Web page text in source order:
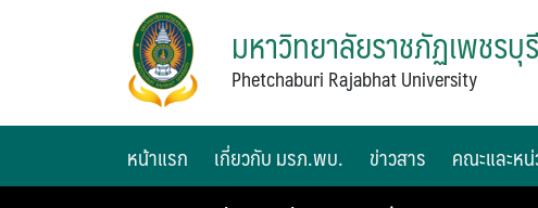
มหาวิทยาลัยราชภัฏเพชรบุรี
Phetchaburi Rajabhat University
หน้าแรก เกี่ยวกับ มรภ.พบ. ข่าวสาร คณะและห